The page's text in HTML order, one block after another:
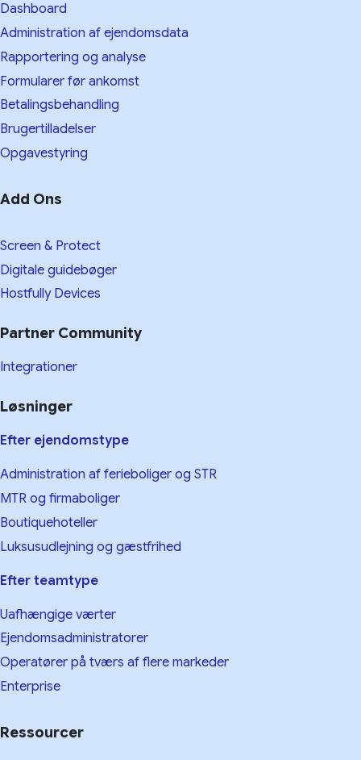
Dashboard
Administration af ejendomsdata
Rapportering og analyse
Formularer før ankomst
Betalingsbehandling
Brugertilladelser
Opgavestyring
Add Ons
Screen & Protect
Digitale guidebøger
Hostfully Devices
Partner Community
Integrationer
Løsninger
Efter ejendomstype
Administration af ferieboliger og STR
MTR og firmaboliger
Boutiquehoteller
Luksusudlejning og gæstfrihed
Efter teamtype
Uafhængige værter
Ejendomsadministratorer
Operatører på tværs af flere markeder
Enterprise
Ressourcer